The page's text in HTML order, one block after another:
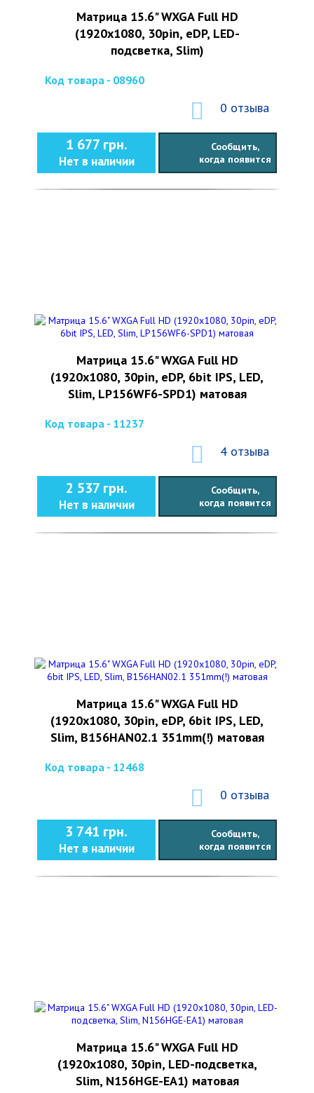
Матрица 15.6" WXGA Full HD
(1920x1080, 30pin, eDP, LED-
подсветка, Slim)
Код товара - 08960
0 отзыва
1 677 грн.
Нет в наличии
Сообщить,
когда появится
Матрица 15.6" WXGA Full HD
(1920x1080, 30pin, eDP, 6bit IPS, LED,
Slim, LP156WF6-SPD1) матовая
Код товара - 11237
4 отзыва
2 537 грн.
Нет в наличии
Сообщить,
когда появится
Матрица 15.6" WXGA Full HD
(1920x1080, 30pin, eDP, 6bit IPS, LED,
Slim, B156HAN02.1 351mm(!) матовая
Код товара - 12468
0 отзыва
3 741 грн.
Нет в наличии
Сообщить,
когда появится
Матрица 15.6" WXGA Full HD
(1920x1080, 30pin, LED-подсветка,
Slim, N156HGE-EA1) матовая